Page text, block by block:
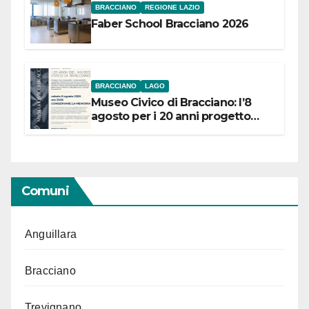
BRACCIANO REGIONE LAZIO
Faber School Bracciano 2026
BRACCIANO LAGO
Museo Civico di Bracciano: l’8
agosto per i 20 anni progetto
Comuni
Anguillara
Bracciano